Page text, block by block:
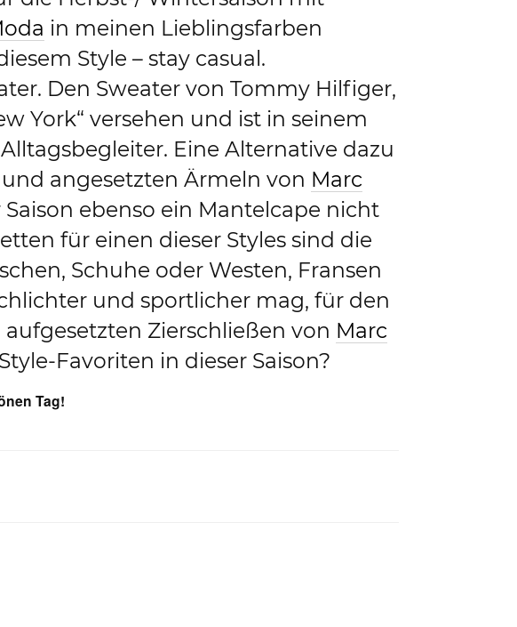
in meinen Lieblingsfarben
Style – stay casual.
Den Sweater von Tommy Hilfiger,
York“ versehen und ist in seinem
Eine Alternative dazu
angesetzten Ärmeln von Marc
ebenso ein Mantelcape nicht
für einen dieser Styles sind die
Schuhe oder Westen, Fransen
und sportlicher mag, für den
Zierschließen von Marc
Favoriten in dieser Saison?
Tag!